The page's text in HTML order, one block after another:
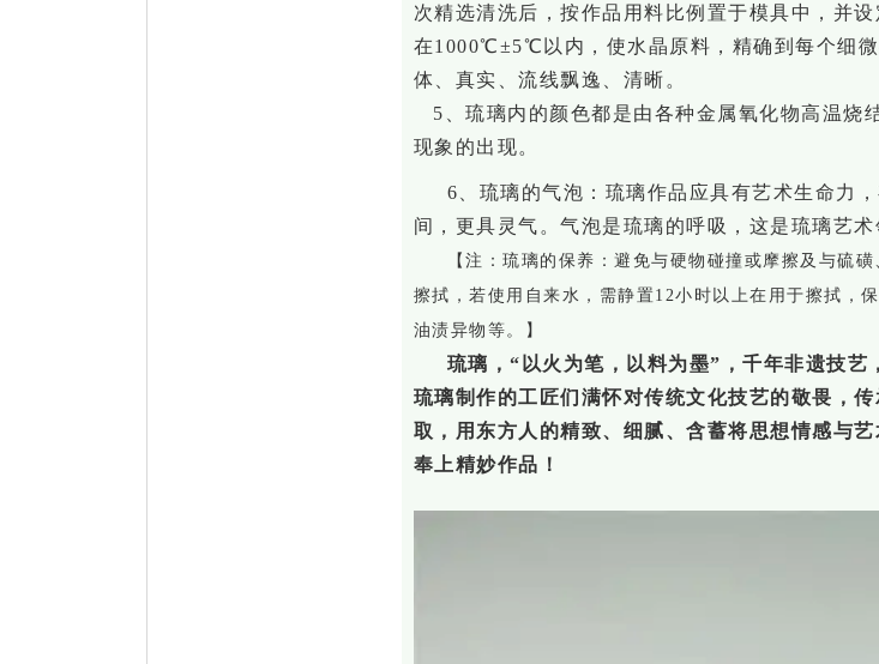
次精选清洗后，按作品用料比例置于模具中，并
在1000℃±5℃以内 ， 使水晶原料，精确到每个细
体、真实、流线飘逸、清晰。
5、琉璃内的颜色都是由各种金属氧化物高温烧
现象的出现。
6、琉璃的气泡：琉璃作品应具有艺术生命力
间，更具灵气。气泡是琉璃的呼吸，这是琉璃艺术
【 注： 琉璃的保养：避免与硬物碰撞或摩擦及与硫
擦拭，若使用自来水，需静置12小时以上在用于擦拭，
油渍异物等。
】
琉璃， “以火为笔 ，以料为墨”，千年非遗技艺
琉璃制作的工匠们满怀对传统文化技艺的敬畏，
取，用东方人的精致、细腻、含蓄将思想情感与
奉上精妙作品！